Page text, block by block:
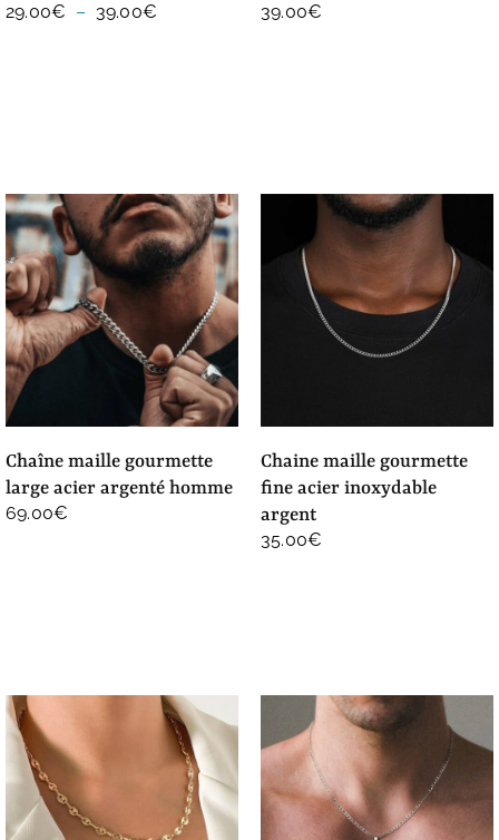
29.00€ – 39.00€
39.00€
chaîne maille gourmette
large acier argenté homme
69.00€
chaine maille gourmette
fine acier inoxydable
argent
35.00€